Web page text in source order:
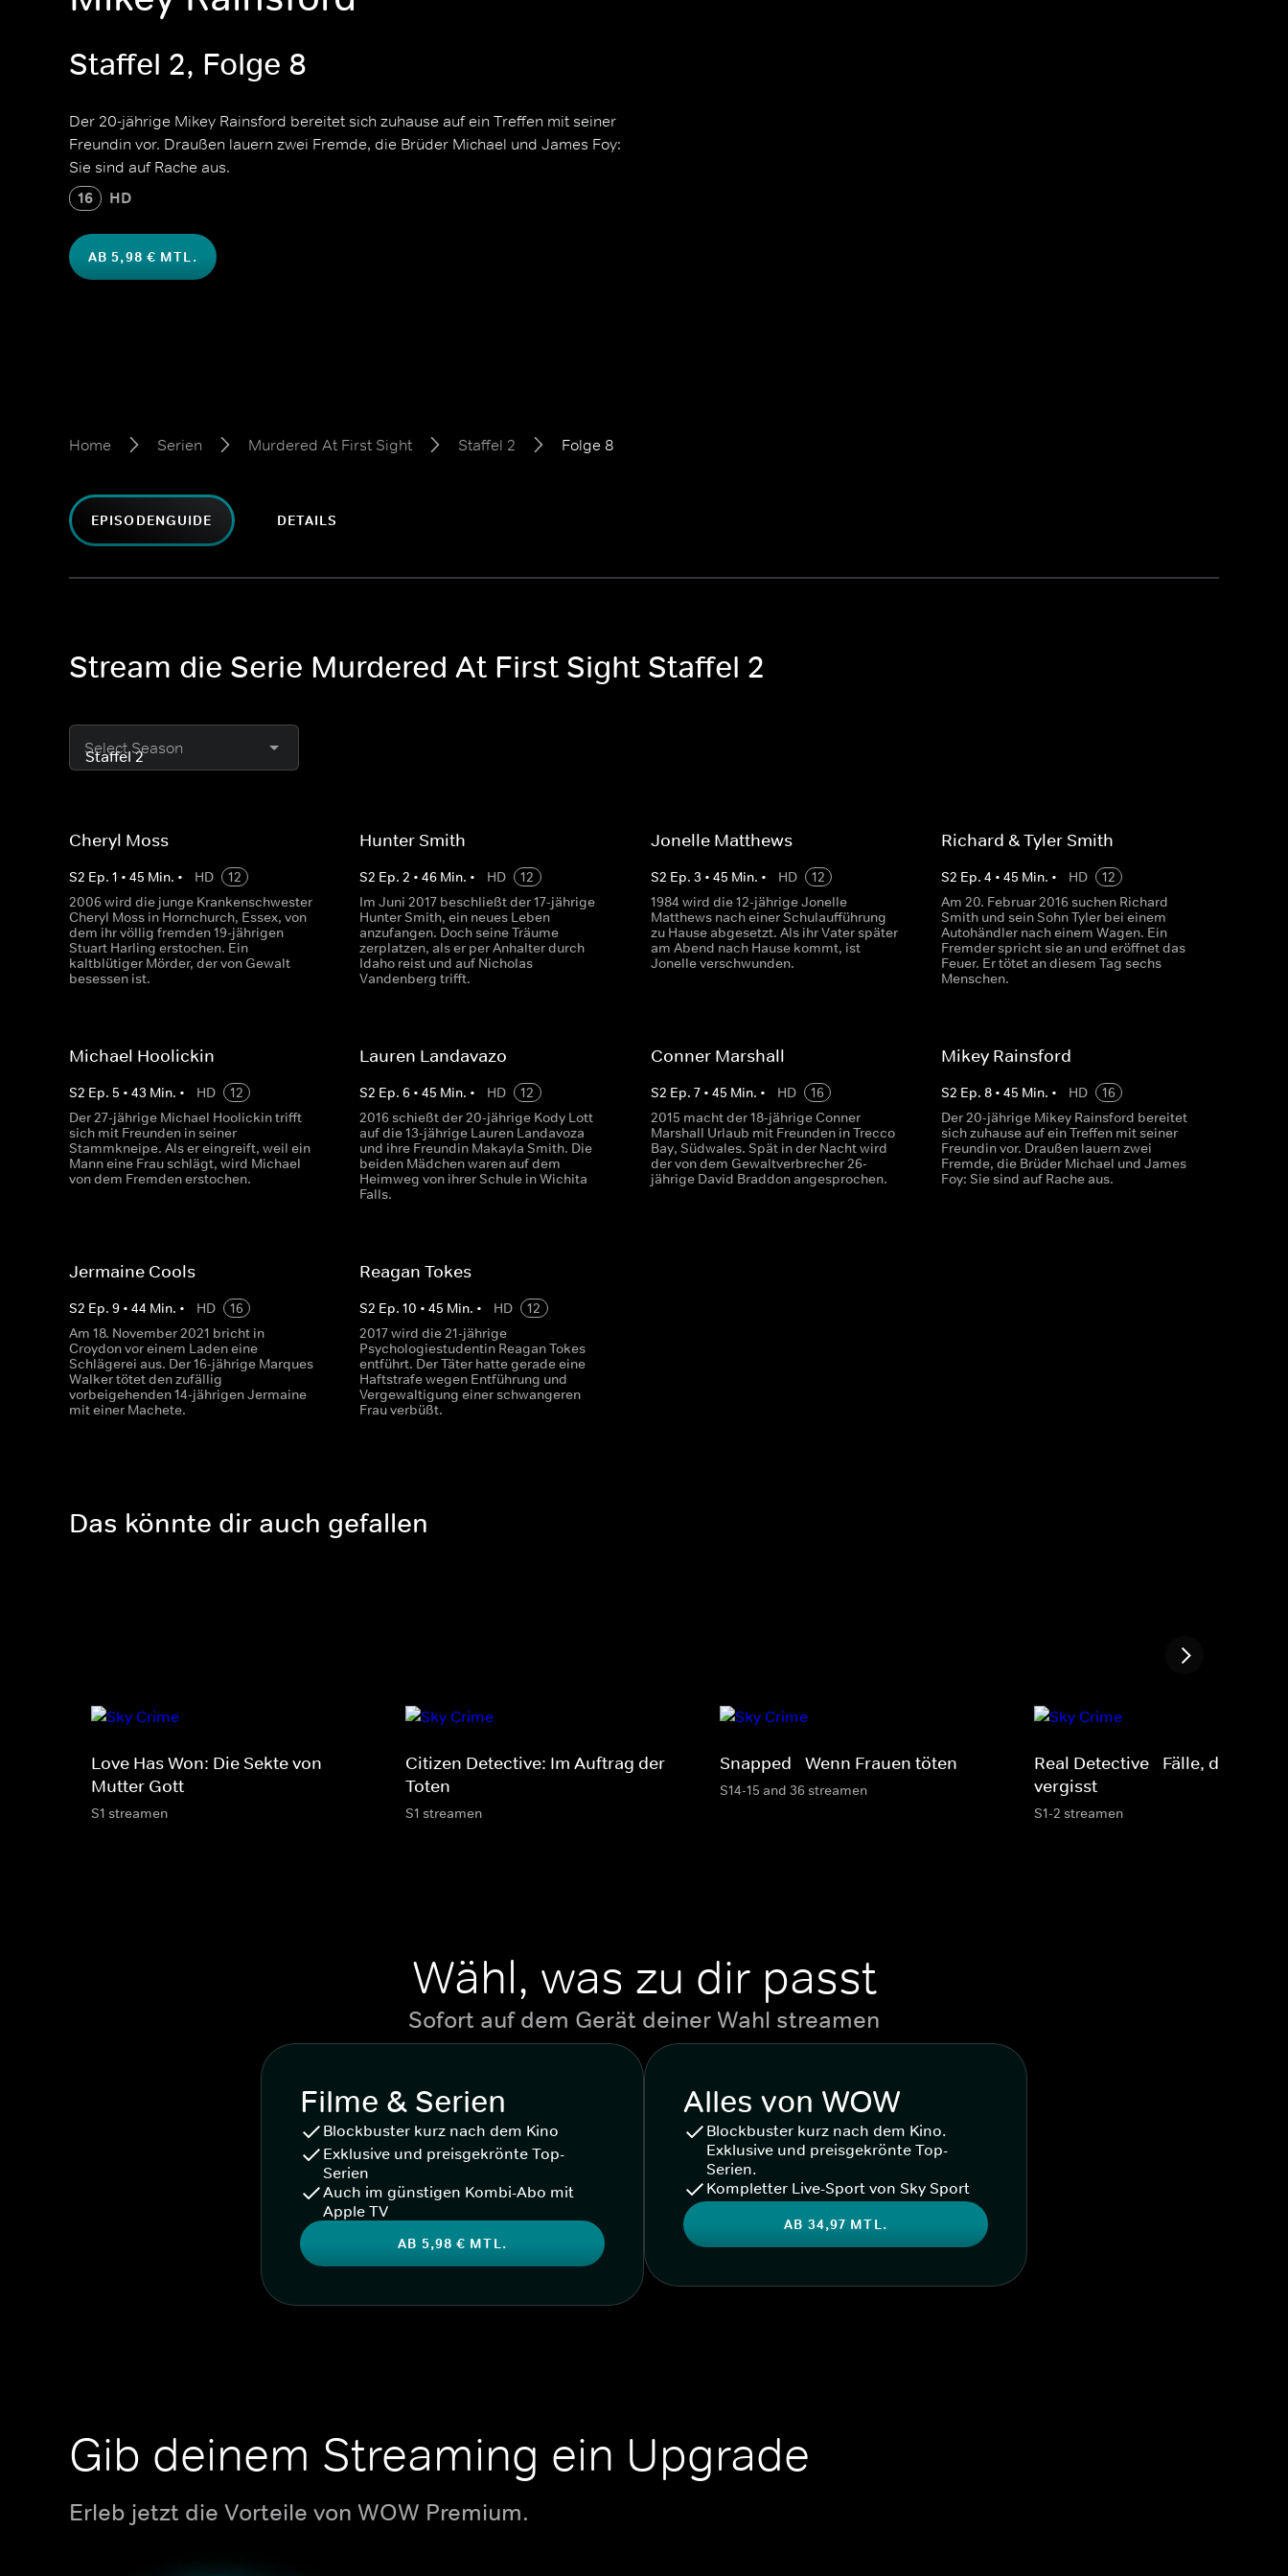
Staffel 2, Folge 8
Der 20-jährige Mikey Rainsford bereitet sich zuhause auf ein Treffen mit seiner
Freundin vor. Draußen lauern zwei Fremde, die Brüder Michael und James Foy:
Sie sind auf Rache aus.
16 HD
AB 5,98 € MTL.
Home Serien Murdered At First Sight Staffel 2 Folge 8
EPISODENGUIDE DETAILS
Stream die Serie Murdered At First Sight Staffel 2
Select Season
Cheryl Moss
S2 Ep. 1 • 45 Min. • HD
12
2006 wird die junge Krankenschwester
Cheryl Moss in Hornchurch, Essex, von
dem ihr völlig fremden 19-jährigen
Stuart Harling erstochen. Ein
kaltblütiger Mörder, der von Gewalt
besessen ist.
Hunter Smith
S2 Ep.2 •46 Min. • HD
12
Im Juni 2017 beschließt der 17-jährige
Hunter Smith, ein neues Leben
anzufangen. Doch seine Träume
zerplatzen, als er per Anhalter durch
Idaho reist und auf Nicholas
Vandenberg trifft.
Jonelle Matthews
S2 Ep. 3 • 45 Min. • HD
12
1984 wird die 12-jährige Jonelle
Matthews nach einer Schulaufführung
zu Hause abgesetzt. Als ihr Vater später
am Abend nach Hause kommt, ist
Jonelle verschwunden.
Richard & Tyler Smith
S2 Ep. 4 • 45 Min. • HD
12
Am 20. Februar 2016 suchen Richard
Smith und sein Sohn Tyler bei einem
Autohändler nach einem Wagen. Ein
Fremder spricht sie an und eröffnet das
Feuer. Er tötet an diesem Tag sechs
Menschen.
Michael Hoolickin
S2 Ep. 5 • 43 Min. • HD
12
Der 27-jährige Michael Hoolickin trifft
sich mit Freunden in seiner
Stammkneipe. Als er eingreift, weil ein
Mann eine Frau schlägt, wird Michael
von dem Fremden erstochen.
Lauren Landavazo
S2 Ep.6 •45 Min. • HD
12
2016 schießt der 20-jährige Kody Lott
auf die 13-jährige Lauren Landavoza
und ihre Freundin Makayla Smith. Die
beiden Mädchen waren auf dem
Heimweg von ihrer Schule in Wichita
Falls.
Conner Marshall
S2 Ep. 7• 45 Min. • HD
16
2015 macht der 18-jährige Conner
Marshall Urlaub mit Freunden in Trecco
Bay, Südwales. Spät in der Nacht wird
der von dem Gewaltverbrecher 26-
jährige David Braddon angesprochen.
Mikey Rainsford
S2 Ep. 8• 45 Min. • HD
16
Der 20-jährige Mikey Rainsford bereitet
sich zuhause auf ein Treffen mit seiner
Freundin vor. Draußen lauern zwei
Fremde, die Brüder Michael und James
Foy: Sie sind auf Rache aus.
Jermaine Cools
S2 Ep. 9 • 44 Min. • HD
16
Am 18. November 2021 bricht in
Croydon vor einem Laden eine
Schlägerei aus. Der 16-jährige Marques
Walker tötet den zufällig
vorbeigehenden 14-jährigen Jermaine
mit einer Machete.
Reagan Tokes
S2 Ep.10 •45 Min. • HD
12
2017 wird die 21-jährige
Psychologiestudentin Reagan Tokes
entführt. Der Täter hatte gerade eine
Haftstrafe wegen Entführung und
Vergewaltigung einer schwangeren
Frau verbüßt.
Das könnte dir auch gefallen
Love Has Won: Die Sekte von
Mutter Gott
S1 streamen
Citizen Detective: Im Auftrag der
Toten
S1 streamen
Snapped - Wenn Frauen töten
S14-15 and 36 streamen
Real Detective - Fälle, die man
vergisst
S1-2 streamen
Wähl, was zu dir passt
Sofort auf dem Gerät deiner Wahl streamen
Filme & Serien
Blockbuster kurz nach dem Kino
Exklusive und preisgekrönte Top-
Serien
Auch im günstigen Kombi-Abo mit
Apple TV
AB 5,98 € MTL.
Alles von WOW
Blockbuster kurz nach dem Kino.
Exklusive und preisgekrönte Top-
Serien.
Kompletter Live-Sport von Sky Sport
AB 34,97 MTL.
Gib deinem Streaming ein Upgrade
Erleb jetzt die Vorteile von WOW Premium.